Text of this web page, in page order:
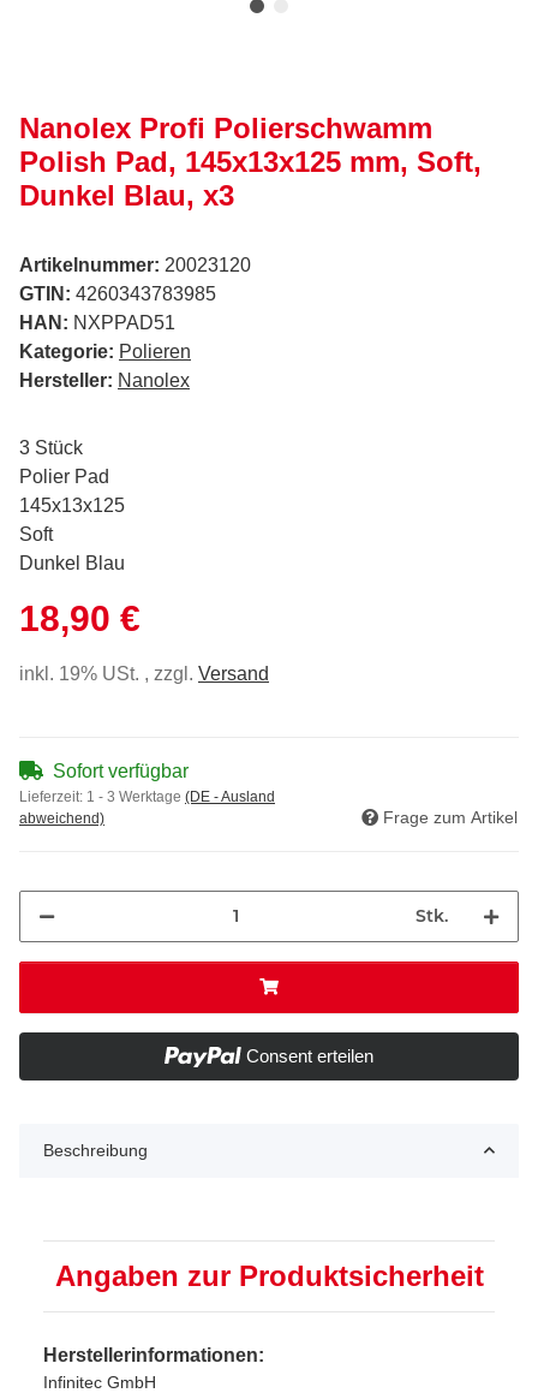
Nanolex Profi Polierschwamm
Polish Pad, 145x13x125 mm, Soft,
Dunkel Blau, x3
Artikelnummer: 20023120
GTIN: 4260343783985
HAN: NXPPAD51
Kategorie: Polieren
Hersteller: Nanolex
3 Stück
Polier Pad
145x13x125
Soft
Dunkel Blau
18,90 €
inkl. 19% USt. , zzgl. Versand
Sofort verfügbar
Lieferzeit: 1 - 3 Werktage (DE - Ausland
abweichend)
Frage zum Artikel
Stk.
Consent erteilen
Beschreibung
Angaben zur Produktsicherheit
Herstellerinformationen:
Infinitec GmbH